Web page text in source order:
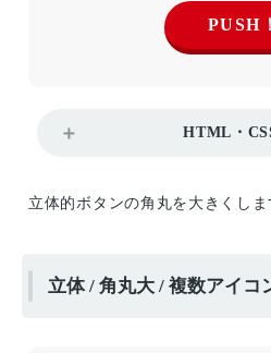
PUSH！
HTML・
立体的ボタンの角丸を大きくしま
立体 / 角丸大 / 複数アイコ